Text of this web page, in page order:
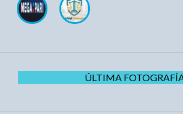
ÚLTIMA